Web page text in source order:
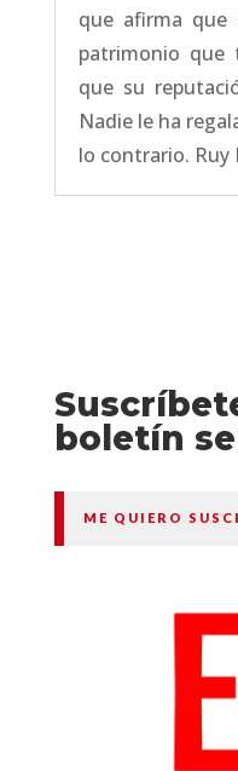
que afirma que
patrimonio que
que su
Nadie le ha
lo contrario. Ruy
boletín
ME QUIERO